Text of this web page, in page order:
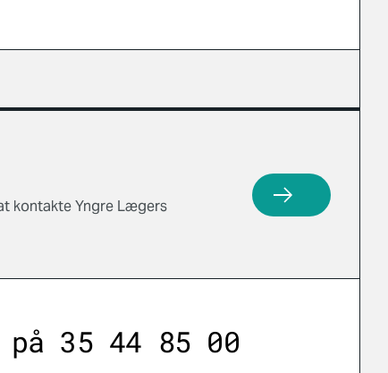
kontakte Yngre Lægers
Yngre Lægers
35 44 85 00